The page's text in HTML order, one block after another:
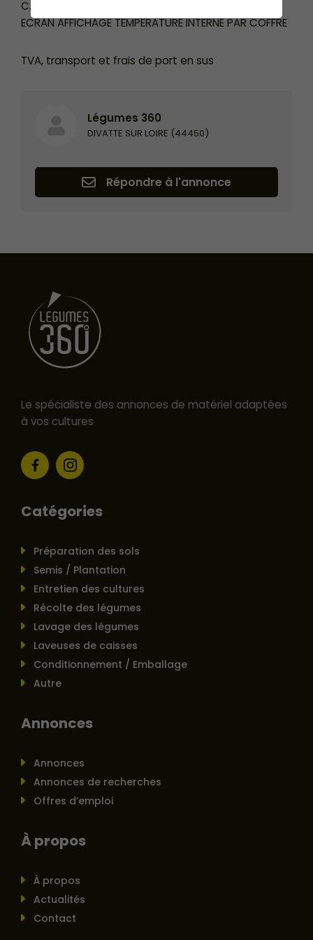
CAPTEUR IR AVEC TEMPERATURE DE SOL VISIBLE SUR
ECRAN AFFICHAGE TEMPERATURE INTERNE PAR COFFRE
TVA, transport et frais de port en sus
Légumes 360
DIVATTE SUR LOIRE (44450)
Répondre à l'annonce
Le spécialiste des annonces de matériel adaptées
à vos cultures
Catégories
Préparation des sols
Semis / Plantation
Entretien des cultures
Récolte des légumes
Lavage des légumes
Laveuses de caisses
Conditionnement / Emballage
Autre
Annonces
Annonces
Annonces de recherches
Offres d’emploi
À propos
À propos
Actualités
Contact